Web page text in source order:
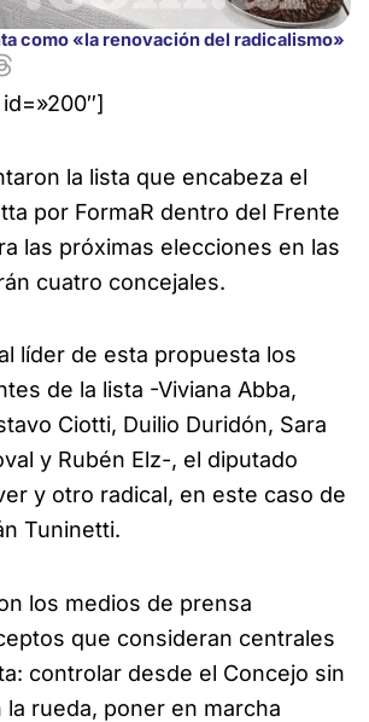
como «la renovación del radicalismo»
la lista que encabeza el
por FormaR dentro del Frente
las próximas elecciones en las
cuatro concejales.
líder de esta propuesta los
de la lista -Viviana Abba,
Ciotti, Duilio Duridón, Sara
y Rubén Elz-, el diputado
y otro radical, en este caso de
Tuninetti.
los medios de prensa
que consideran centrales
controlar desde el Concejo sin
la rueda, poner en marcha